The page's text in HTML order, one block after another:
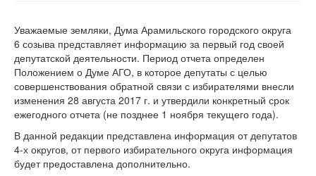
Уважаемые земляки, Дума Арамильского городского округа
6 созыва представляет информацию за первый год своей
депутатской деятельности. Период отчета определен
Положением о Думе АГО, в которое депутаты с целью
совершенствования обратной связи с избирателями внесли
изменения 28 августа 2017 г. и утвердили конкретный срок
ежегодного отчета (не позднее 1 ноября текущего года).
В данной редакции представлена информация от депутатов
4-х округов, от первого избирательного округа информация
будет предоставлена дополнительно.